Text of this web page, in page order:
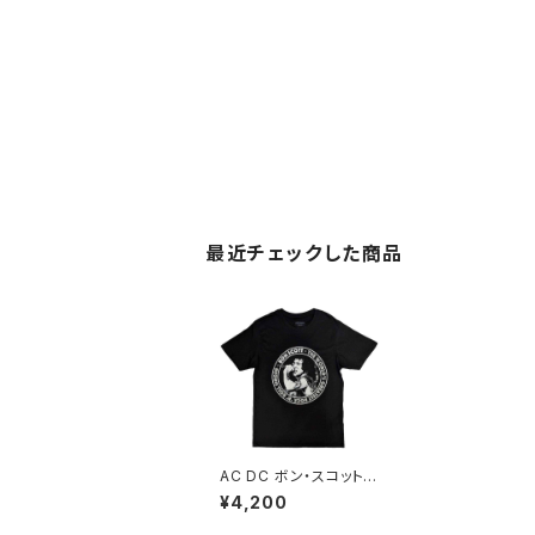
最近チェックした商品
AC DC ボン・スコット
Bon Scott the worl
d's greatest roc
¥4,200